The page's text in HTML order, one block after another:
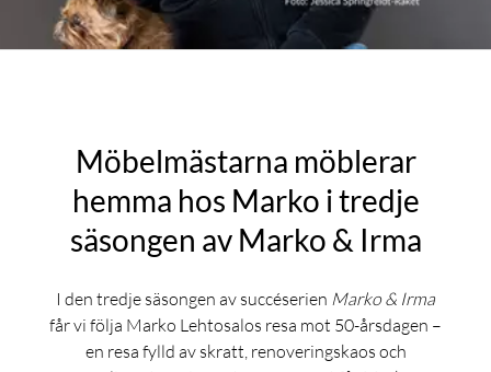
Möbelmästarna möblerar
hemma hos Marko i tredje
säsongen av Marko & Irma
I den tredje säsongen av succéserien Marko & Irma
får vi följa Marko Lehtosalos resa mot 50-årsdagen –
en resa fylld av skratt, renoveringskaos och